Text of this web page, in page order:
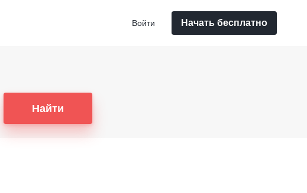
Начать бесплатно
Войти
Найти